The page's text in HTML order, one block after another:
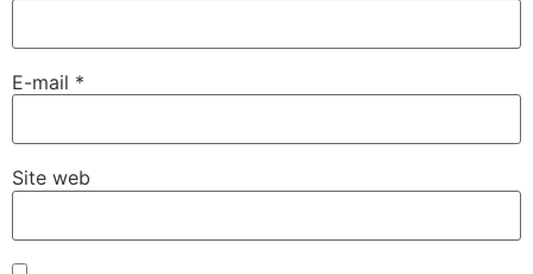
E-mail *
Site web